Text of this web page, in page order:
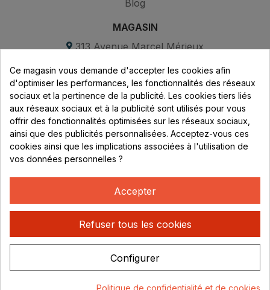
Blog
MAGASIN
313 Avenue Marcel Mérieux
69530 Brignais
Lundi au vendredi :
8h - 16h
uniquement sur Rendez-vous
CONTACT
04 78 37 00 68
contact@rhonephilatelie.fr
Ce magasin vous demande d'accepter les cookies afin
d'optimiser les performances, les fonctionnalités des réseaux
sociaux et la pertinence de la publicité. Les cookies tiers liés
aux réseaux sociaux et à la publicité sont utilisés pour vous
offrir des fonctionnalités optimisées sur les réseaux sociaux,
ainsi que des publicités personnalisées. Acceptez-vous ces
cookies ainsi que les implications associées à l'utilisation de
vos données personnelles ?
Accepter
Refuser tous les cookies
Configurer
Politique de confidentialité et de cookies